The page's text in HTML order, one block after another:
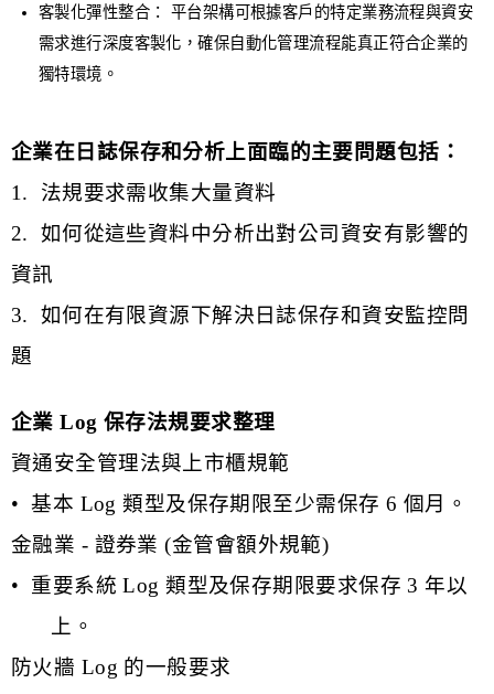
客製化彈性整合： 平台架構可根據客戶的特定業務流程與資安
需求進行深度客製化，確保自動化管理流程能真正符合企業的
獨特環境。
企業在日誌保存和分析上面臨的主要問題包括：
1. 法規要求需收集大量資料
2. 如何從這些資料中分析出對公司資安有影響的
資訊
3. 如何在有限資源下解決日誌保存和資安監控問
題
企業Log保存法規要求整理
資通安全管理法與上市櫃規範
•基本 Log類型及保存期限至少需保存 6 個月。
金融業 - 證券業(金管會額外規範)
• 重要系統Log類型及保存期限要求保存 3年以
上。
防火牆 Log 的一般要求